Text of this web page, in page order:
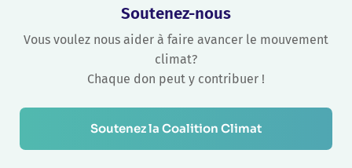
Soutenez-nous
Vous voulez nous aider à faire avancer le mouvement
climat?
Chaque don peut y contribuer !
Soutenez la Coalition Climat